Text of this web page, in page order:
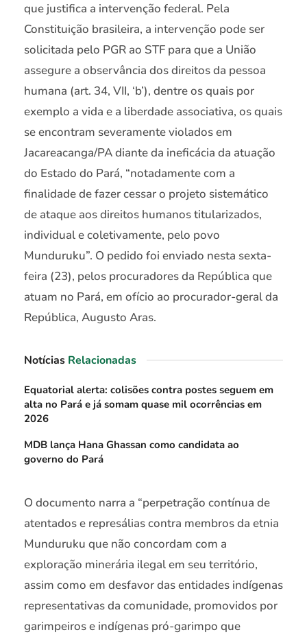
que justifica a intervenção federal. Pela
Constituição brasileira, a intervenção pode ser
solicitada pelo PGR ao STF para que a União
assegure a observância dos direitos da pessoa
humana (art. 34, VII, ‘b’), dentre os quais por
exemplo a vida e a liberdade associativa, os quais
se encontram severamente violados em
Jacareacanga/PA diante da ineficácia da atuação
do Estado do Pará, “notadamente com a
finalidade de fazer cessar o projeto sistemático
de ataque aos direitos humanos titularizados,
individual e coletivamente, pelo povo
Munduruku”. O pedido foi enviado nesta sexta-
feira (23), pelos procuradores da República que
atuam no Pará, em ofício ao procurador-geral da
República, Augusto Aras.
Notícias Relacionadas
Equatorial alerta: colisões contra postes seguem em
alta no Pará e já somam quase mil ocorrências em
2026
MDB lança Hana Ghassan como candidata ao
governo do Pará
O documento narra a “perpetração contínua de
atentados e represálias contra membros da etnia
Munduruku que não concordam com a
exploração minerária ilegal em seu território,
assim como em desfavor das entidades indígenas
representativas da comunidade, promovidos por
garimpeiros e indígenas pró-garimpo que